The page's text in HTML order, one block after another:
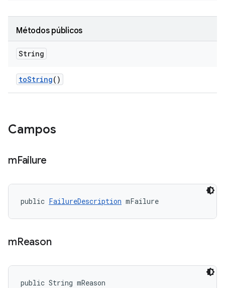
Métodos públicos
String
toString()
Campos
mFailure
public FailureDescription mFailure
mReason
public String mReason